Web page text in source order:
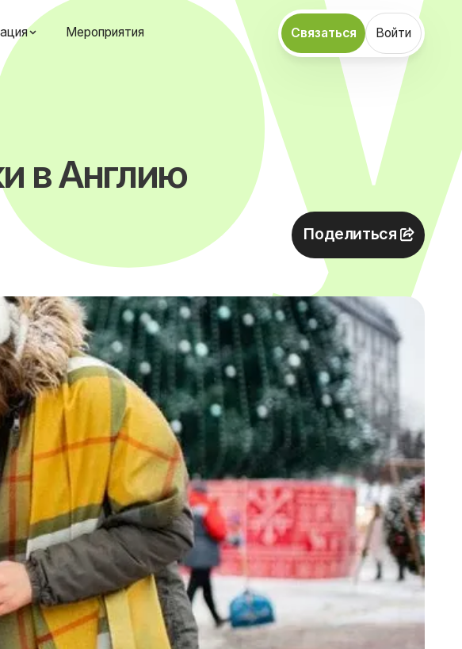
Мероприятия Связаться Войти
в Англию
Поделиться